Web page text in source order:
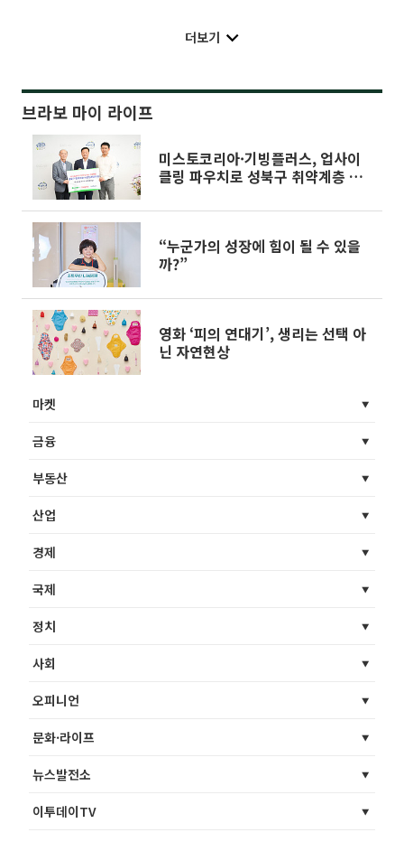
더보기
브라보 마이 라이프
미스토코리아·기빙플러스, 업사이
클링 파우치로 성북구 취약계층 여
“누군가의 성장에 힘이 될 수 있을
까?”
영화 ‘피의 연대기’, 생리는 선택 아
닌 자연현상
마켓
금융
부동산
산업
경제
국제
정치
사회
오피니언
문화·라이프
뉴스발전소
이투데이TV